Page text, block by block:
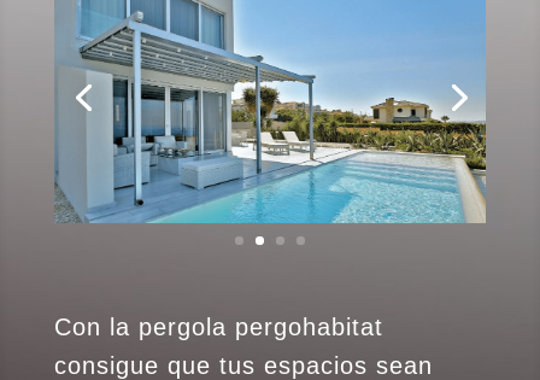
Con la pergola pergohabitat
consigue que tus espacios sean